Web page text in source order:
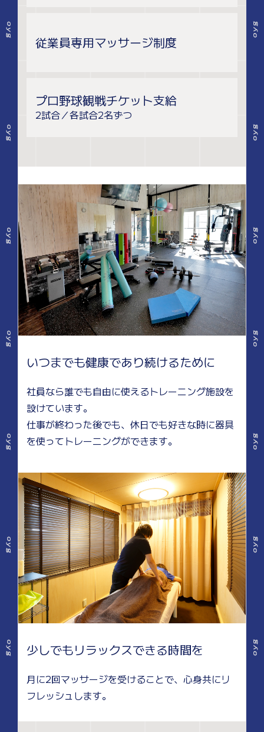
従業員専用マッサージ制度
プロ野球観戦チケット支給
2試合／各試合2名ずつ
いつまでも健康であり続けるために
社員なら誰でも自由に使えるトレーニング施設を
設けています。
仕事が終わった後でも、休日でも好きな時に器具
を使ってトレーニングができます。
少しでもリラックスできる時間を
月に2回マッサージを受けることで、心身共にリ
フレッシュします。